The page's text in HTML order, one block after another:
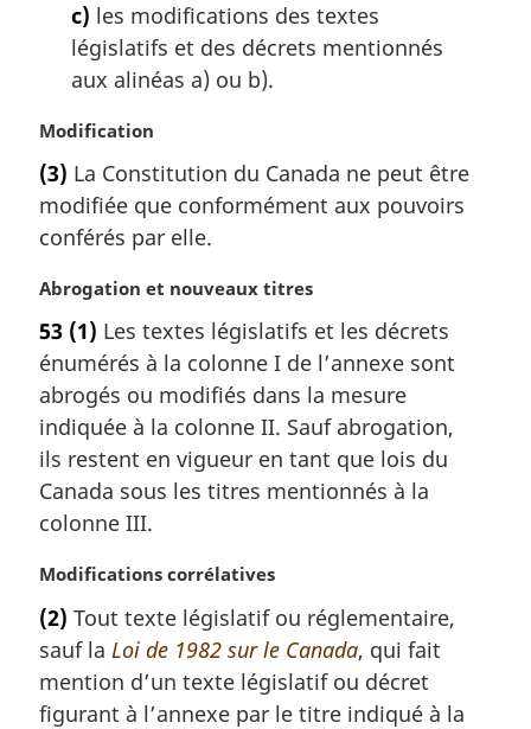
c) les modifications des textes
législatifs et des décrets mentionnés
aux alinéas a) ou b).
N
t
e
m
r
i
n
a
l
e
:
Modification
(3) La Constitution du Canada ne peut être
modifiée que conformément aux pouvoirs
conférés par elle.
N
t
e
m
a
g
i
n
l
:
Abrogation et nouveaux titres
53 (1) Les textes législatifs et les décrets
énumérés à la colonne I de l’annexe sont
abrogés ou modifiés dans la mesure
indiquée à la colonne II. Sauf abrogation,
ils restent en vigueur en tant que lois du
Canada sous les titres mentionnés à la
colonne III.
N
t
e
m
a
Modifications corrélatives
(2) Tout texte législatif ou réglementaire,
sauf la Loi de 1982 sur le Canada, qui fait
mention d’un texte législatif ou décret
figurant à l’annexe par le titre indiqué à la